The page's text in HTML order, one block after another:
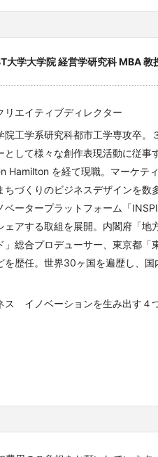
大学大学院経営学研究科 MBA 教
リエイティブディレクター
工学系研究科都市工学専攻卒。
として様々な創作表現活動に従事
Hamilton を経て現職。マーケテ
づくりのビジネスデザインを数
ータープラットフォーム「
ェアする取組を展開。内閣府「地
総合プロデューサー、東京都「
を歴任。世界30ヶ国を遍歴し、
ス イノベーションを生み出す４